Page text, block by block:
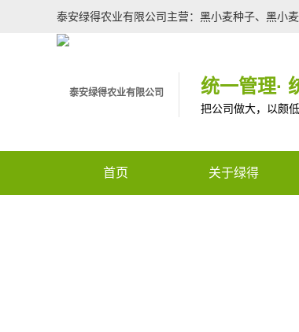
泰安绿得农业有限公司主营：黑小麦种子、黑小
统一管理·
把公司做大，以颇
首页 关于绿得